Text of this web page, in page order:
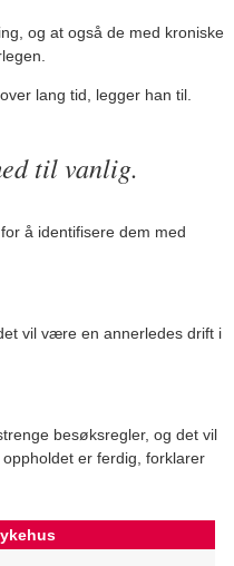
og at også de med kroniske
lang tid, legger han til.
til vanlig.
å identifisere dem med
vil være en annerledes drift i
besøksregler, og det vil
er ferdig, forklarer